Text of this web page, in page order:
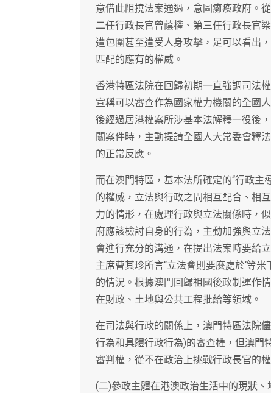
意借此阻撓法案通過，意圖癱瘓政府。
二任行政長官曾蔭權、第三任行政長官
遭包圍甚至遭受人身攻擊，足可以看出
匹配的應有的權威。
香港特區法院在回歸初期一直強調司法
宣稱可以審查作為國家權力機關的全國
後經過居港權案所涉基本法解釋一役後
關案件時，主動提請全國人大常委會釋
的正常反應。
而在澳門特區，基本法所確定的“行政
的權威，立法與行政之間相互配合、相
力的情形，在處理行政與立法關係時，
府應該檢討自身的行為，主動加強與立
會進行充分的溝通，在提出法案時要給
主席曹其珍所言“立法會則要麼處於‘等
的情況。根據澳門回歸祖國後政制運作
在財政、土地與公共工程批給等領域。
在司法與行政的關係上，澳門特區法院
行為和具體行政行為)的審查權，但澳門
審判權，從不在政治上挑戰行政長官的
(二)參政主體在港澳政治生活中的現狀、